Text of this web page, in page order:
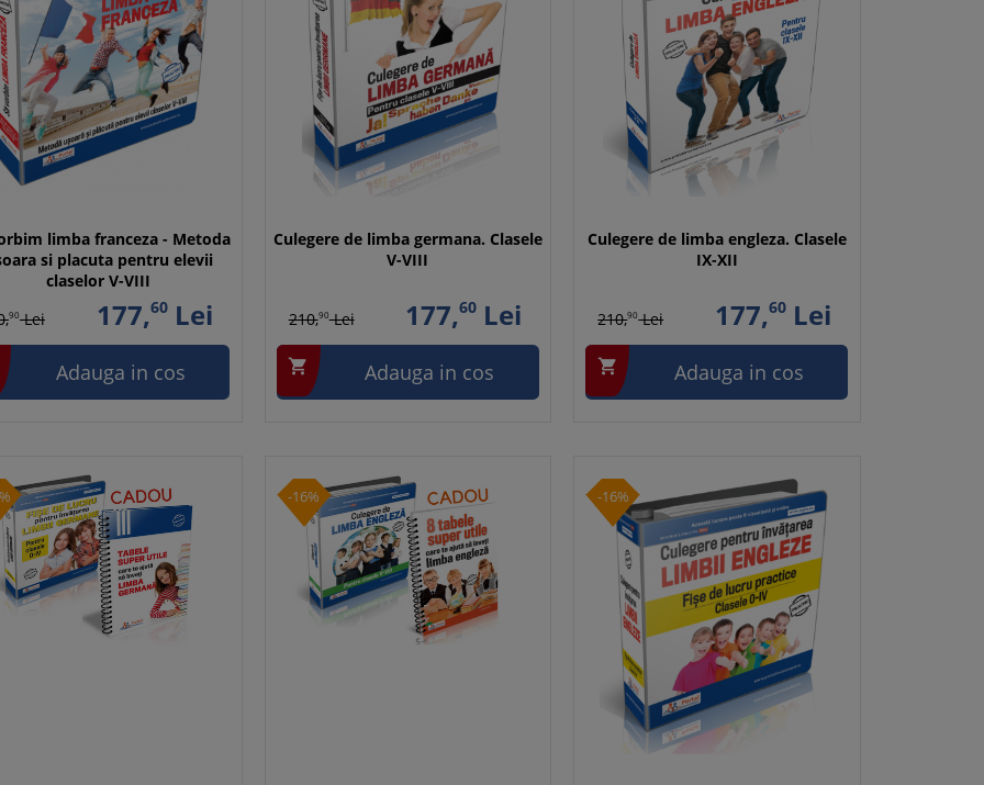
limba franceza - Metoda
si placuta pentru elevii
claselor V-VIII
90Lei 177,60Lei
Adauga in cos
Culegere de limba germana. Clasele
V-VIII
210,90Lei 177,60 Lei
 Adauga in cos
Culegere de limba engleza. Clasele
IX-XII
210,90Lei 177,60Lei
 Adauga in cos
-16% -16%